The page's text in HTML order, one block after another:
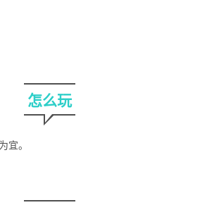
怎么玩
。